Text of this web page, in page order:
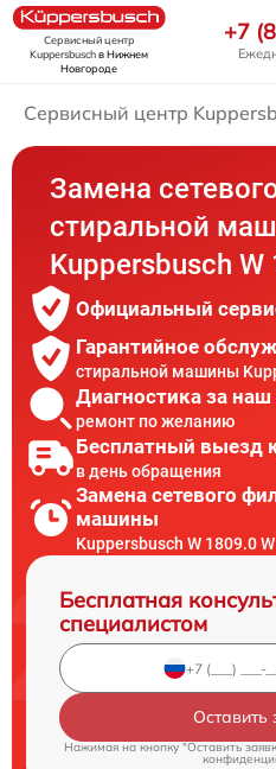
Сервисный центр
Kuppersbuschв Нижнем
Новгороде
+7
Сервисный центр
Замена
стиральной
Kuppersbusch W
Официальный
Гарантийное
стиральной машины
Диагностика за наш
ремонт по желанию
Бесплатный выезд
в день обращения
Замена сетевого
машины
Kuppersbusch W 1809.0
Бесплатная
специалистом
Оставить
Нажимая на кнопку "Оставить